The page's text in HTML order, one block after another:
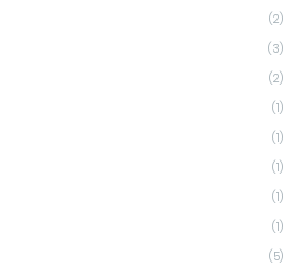
(2)
(3)
(2)
(1)
(1)
(1)
(1)
(1)
(5)